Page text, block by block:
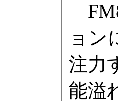
ョン
注力
能溢